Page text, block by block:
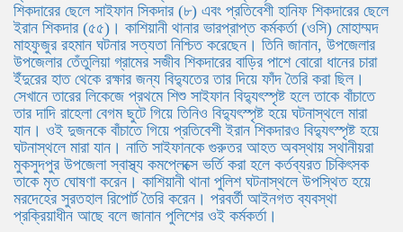
শিকদারের ছেলে সাইফান সিকদার (৮) এবং প্রতিবেশী হানিফ শিকদারের ছেলে
ইরান শিকদার (৫৫)। কাশিয়ানী থানার ভারপ্রাপ্ত কর্মকর্তা (ওসি) মোহাম্মদ
মাহফুজুর রহমান ঘটনার সত্যতা নিশ্চিত করেছেন। তিনি জানান, উপজেলার
উপজেলার তেঁতুলিয়া গ্রামের সজীব শিকদারের বাড়ির পাশে বোরো ধানের চারা
ইঁদুরের হাত থেকে রক্ষার জন্য বিদ্যুতের তার দিয়ে ফাঁদ তৈরি করা ছিল।
সেখানে তারের লিকেজে প্রথমে শিশু সাইফান বিদ্যুৎস্পৃষ্ট হলে তাকে বাঁচাতে
তার দাদি রাহেলা বেগম ছুটে গিয়ে তিনিও বিদ্যুৎস্পৃষ্ট হয়ে ঘটনাস্থলে মারা
যান। ওই দুজনকে বাঁচাতে গিয়ে প্রতিবেশী ইরান শিকদারও বিদ্যুৎস্পৃষ্ট হয়ে
ঘটনাস্থলে মারা যান। নাতি সাইফানকে গুরুতর আহত অবস্থায় স্থানীয়রা
মুকসুদপুর উপজেলা স্বাস্থ্য কমপ্লেক্সে ভর্তি করা হলে কর্তব্যরত চিকিৎসক
তাকে মৃত ঘোষণা করেন। কাশিয়ানী থানা পুলিশ ঘটনাস্থলে উপস্থিত হয়ে
মরদেহের সুরতহাল রিপোর্ট তৈরি করেন। পরবর্তী আইনগত ব্যবস্থা
প্রক্রিয়াধীন আছে বলে জানান পুলিশের ওই কর্মকর্তা।